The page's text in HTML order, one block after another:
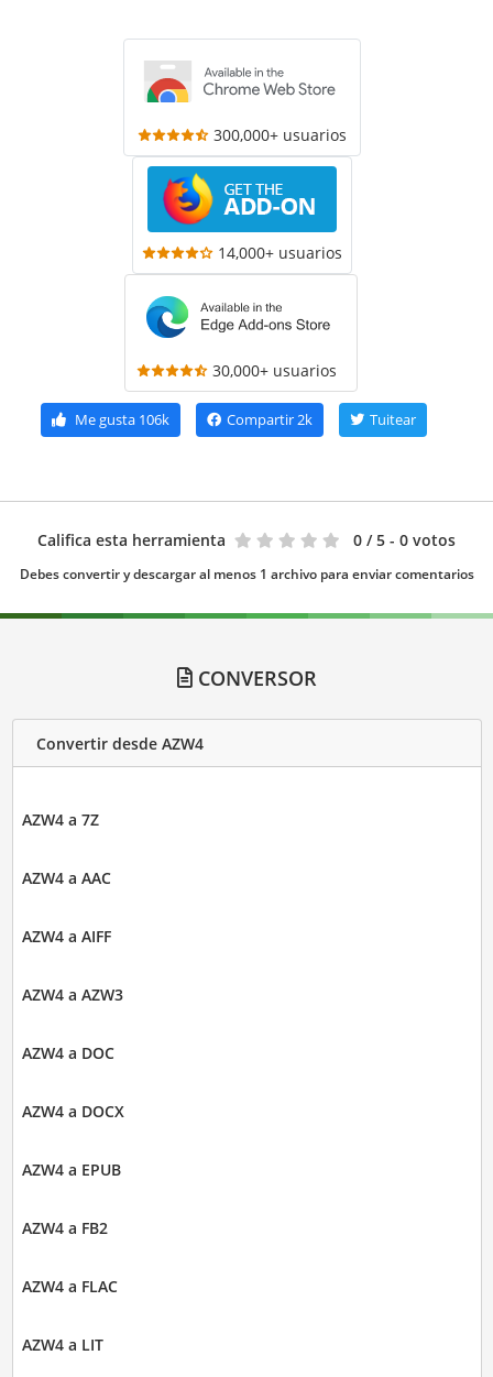
300,000+ usuarios
14,000+ usuarios
30,000+ usuarios
Me gusta106k Compartir2k Tuitear
Califica esta herramienta 0 / 5 - 0 votos
Debes convertir y descargar al menos 1 archivo para enviar comentarios
CONVERSOR
Convertir desde AZW4
AZW4 a 7Z
AZW4 a AAC
AZW4 a AIFF
AZW4 a AZW3
AZW4 a DOC
AZW4 a DOCX
AZW4 a EPUB
AZW4 a FB2
AZW4 a FLAC
AZW4 a LIT